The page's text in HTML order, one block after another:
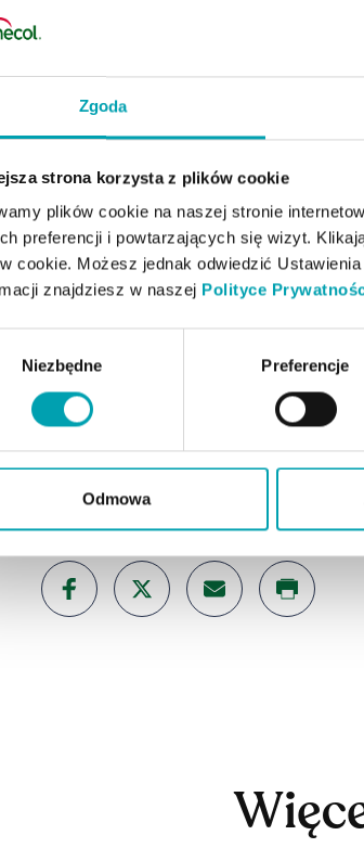
Zgoda
strona korzysta z plików cookie
plików cookie na naszej stronie
preferencji i powtarzających się wizyt.
cookie. Możesz jednak odwiedzić
znajdziesz w naszej Polityce
Niezbędne Preferencje
Odmowa
Niezależnie od tego, jaki sport
lub wymagający, jak oczekujesz.
fantastyczną metodą na
Pamiętaj tylko, by przed
Czytaj również:
Orzechy laskowe – właściwości
Czynniki powodujące wzrost
PODZIEL SIĘ ARTYKUŁEM